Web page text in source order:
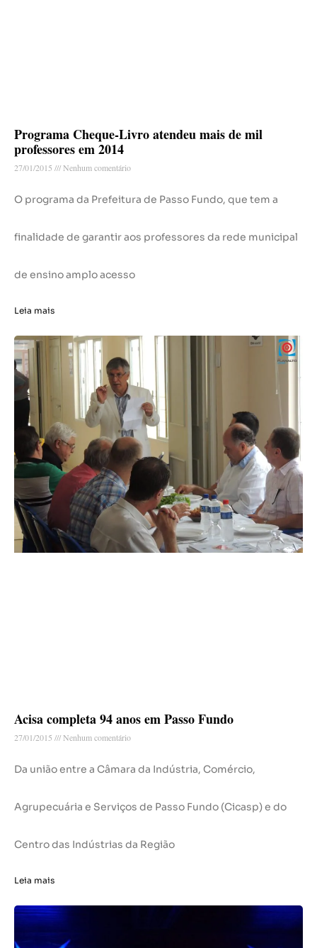
Programa Cheque-Livro atendeu mais de mil
professores em 2014
27/01/2015 Nenhum comentário
O programa da Prefeitura de Passo Fundo, que tem a
finalidade de garantir aos professores da rede municipal
de ensino amplo acesso
Leia mais
Acisa completa 94 anos em Passo Fundo
27/01/2015 Nenhum comentário
Da união entre a Câmara da Indústria, Comércio,
Agrupecuária e Serviços de Passo Fundo (Cicasp) e do
Centro das Indústrias da Região
Leia mais